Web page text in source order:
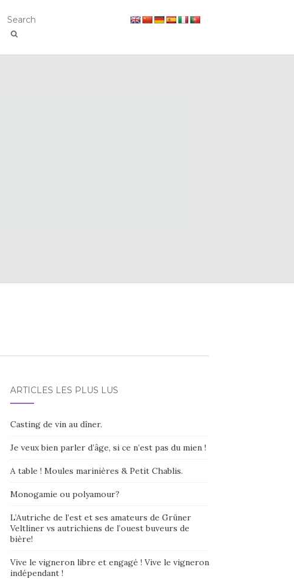
ARTICLES LES PLUS LUS
Casting de vin au dîner.
Je veux bien parler d’âge, si ce n’est pas du mien !
A table ! Moules marinières & Petit Chablis.
Monogamie ou polyamour?
L’Autriche de l’est et ses amateurs de Grüner
Veltliner vs autrichiens de l’ouest buveurs de
bière!
Vive le vigneron libre et engagé ! Vive le vigneron
indépendant !